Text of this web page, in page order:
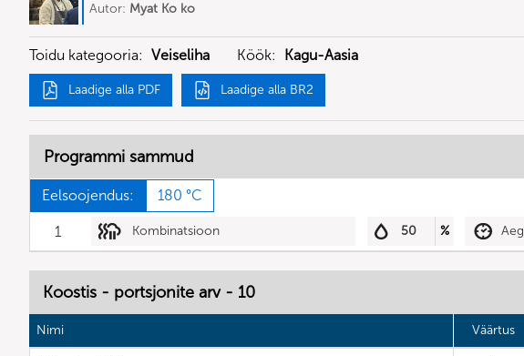
Autor: Myat Ko ko
Toidu kategooria: Veiseliha Köök: Kagu-Aasia
Laadige alla PDF Laadige alla BR2
Programmi sammud
Eelsoojendus: 180 °C
1 Kombinatsioon 50 % Aeg
Koostis - portsjonite arv - 10
Nimi Väärtus